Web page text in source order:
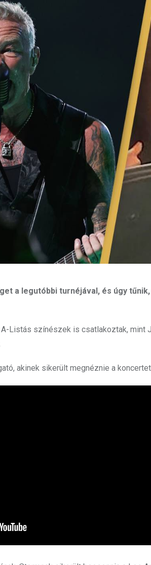
a legutóbbi turnéjával, és úgy
Listás színészek is csatlakoztak, mint
akinek sikerült megnéznie a